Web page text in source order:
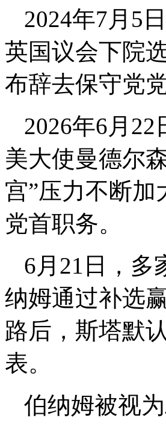
2024年7月5
英国议会下院
布辞去保守党
2026年6月
美大使曼德尔
宫”压力不断
党首职务。
6月21日，多
纳姆通过补选
路后，斯塔默
表。
伯纳姆被视